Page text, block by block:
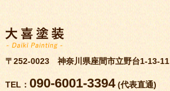
〒252-0023 神奈川県座間市立野台1-13-11
TEL： 090-6001-3394(代表直通)